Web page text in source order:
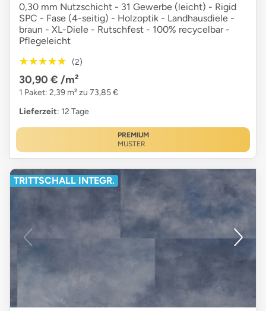
0,30 mm Nutzschicht - 31 Gewerbe (leicht) - Rigid
SPC - Fase (4-seitig) - Holzoptik - Landhausdiele -
braun - XL-Diele - Rutschfest - 100% recycelbar -
Pflegeleicht
★★★★★
★★★★★ (2)
30,90 € /m²
1 Paket: 2,39 m² zu 73,85 €
Lieferzeit: 12 Tage
PREMIUM
MUSTER
TRITTSCHALL INTEGR.